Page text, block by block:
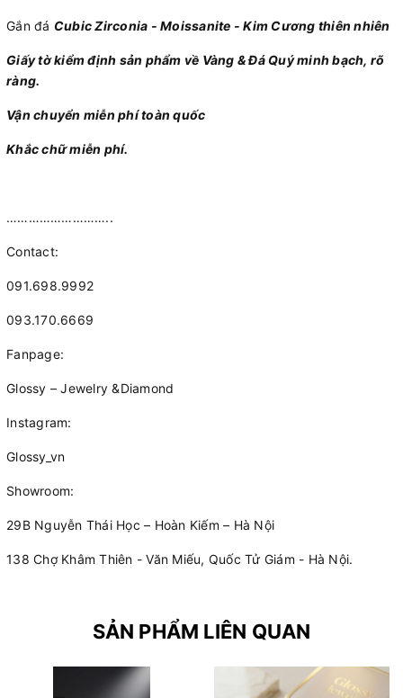
Gắn đá Cubic Zirconia - Moissanite - Kim Cương thiên nhiên
Giấy tờ kiểm định sản phẩm về Vàng & Đá Quý minh bạch, rõ
ràng.
Vận chuyển miễn phí toàn quốc
Khắc chữ miễn phí.
………………………..
Contact:
091.698.9992
093.170.6669
Fanpage:
Glossy – Jewelry &Diamond
Instagram:
Glossy_vn
Showroom:
29B Nguyễn Thái Học – Hoàn Kiếm – Hà Nội
138 Chợ Khâm Thiên - Văn Miếu, Quốc Tử Giám - Hà Nội.
SẢN PHẨM LIÊN QUAN